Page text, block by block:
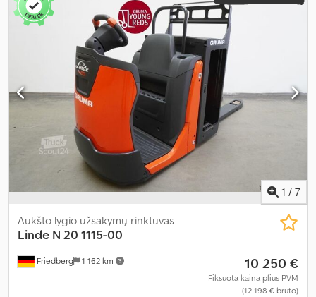
1 / 7
Friedberg 1 162 km
Aukšto lygio užsakymų rinktuvas
Linde N 20 1115-00
10 250 €
Fiksuota kaina plius PVM
(12 198 € bruto)